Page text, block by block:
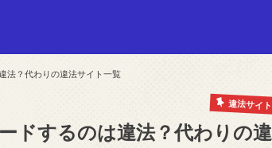
法？代わりの違法サイト一覧
違法サイト
ドするのは違法？代わりの違